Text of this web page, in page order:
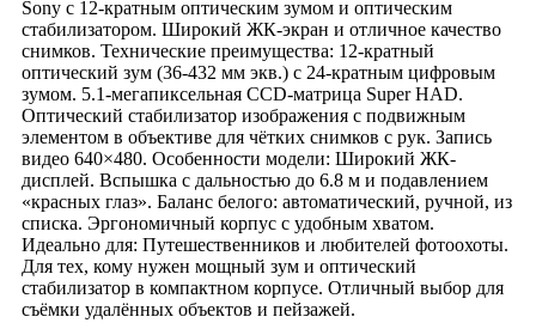
Sony с 12-кратным оптическим зумом и оптическим
стабилизатором. Широкий ЖК-экран и отличное качество
снимков. Технические преимущества: 12-кратный
оптический зум (36-432 мм экв.) с 24-кратным цифровым
зумом. 5.1-мегапиксельная CCD-матрица Super HAD.
Оптический стабилизатор изображения с подвижным
элементом в объективе для чётких снимков с рук. Запись
видео 640×480. Особенности модели: Широкий ЖК-
дисплей. Вспышка с дальностью до 6.8 м и подавлением
«красных глаз». Баланс белого: автоматический, ручной, из
списка. Эргономичный корпус с удобным хватом.
Идеально для: Путешественников и любителей фотоохоты.
Для тех, кому нужен мощный зум и оптический
стабилизатор в компактном корпусе. Отличный выбор для
съёмки удалённых объектов и пейзажей.